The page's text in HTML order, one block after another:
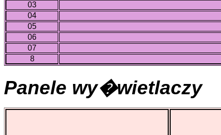
03
04
05
06
07
8
Panele wy�wietlaczy